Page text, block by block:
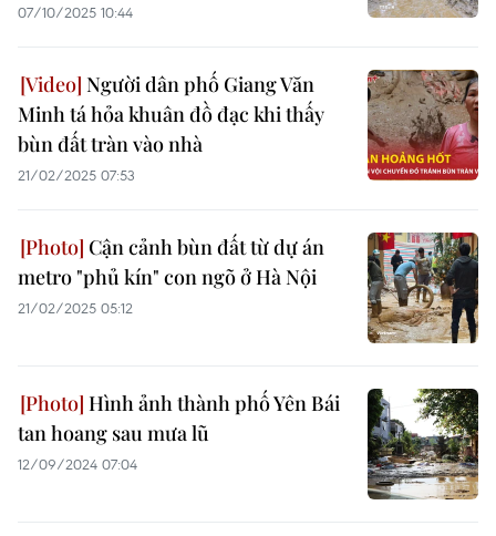
07/10/2025 10:44
Người dân phố Giang Văn
Minh tá hỏa khuân đồ đạc khi thấy
bùn đất tràn vào nhà
21/02/2025 07:53
Cận cảnh bùn đất từ dự án
metro "phủ kín" con ngõ ở Hà Nội
21/02/2025 05:12
Hình ảnh thành phố Yên Bái
tan hoang sau mưa lũ
12/09/2024 07:04